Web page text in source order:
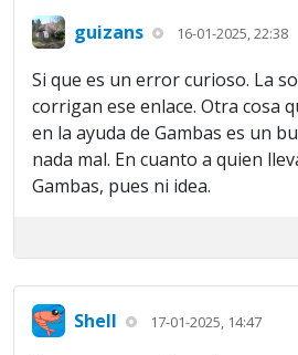
guizans 16-01-2025, 22:38
Si que es un error curioso. La
corrigan ese enlace. Otra cosa
en la ayuda de Gambas es un
nada mal. En cuanto a quien
Gambas, pues ni idea.
Shell 17-01-2025, 14:47